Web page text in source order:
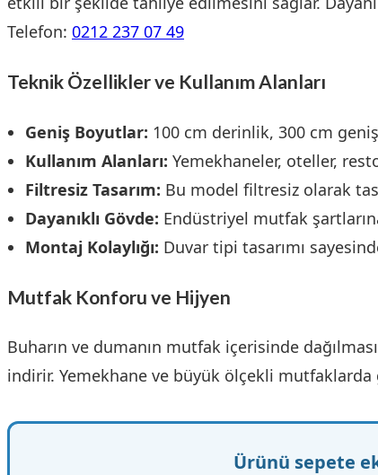
Telefon: 0212 237 07 49
Teknik Özellikler ve Kullanım Alanları
Geniş Boyutlar: 100 cm derinlik, 300 cm
Kullanım Alanları: Yemekhaneler, oteller,
Filtresiz Tasarım: Bu model filtresiz olarak
Dayanıklı Gövde: Endüstriyel mutfak
Montaj Kolaylığı: Duvar tipi tasarımı
Mutfak Konforu ve Hijyen
Buharın ve dumanın mutfak içerisinde
indirir. Yemekhane ve büyük ölçekli
Ürünü sepete